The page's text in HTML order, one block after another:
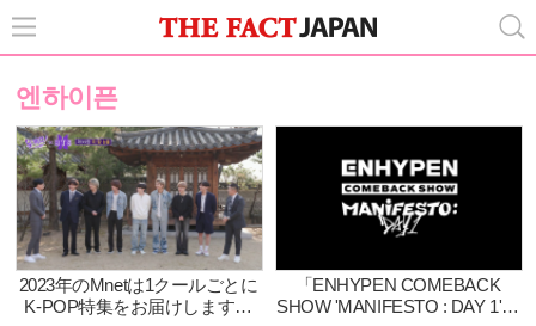
엔하이픈
2023年のMnetは1クールごとに
K-POP特集をお届けします！
「ENHYPEN COMEBACK
SHOW 'MANIFESTO : DAY 1'」